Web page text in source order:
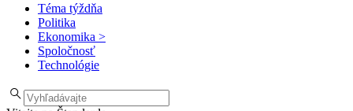
Téma týždňa
Politika
Ekonomika >
Spoločnosť
Technológie